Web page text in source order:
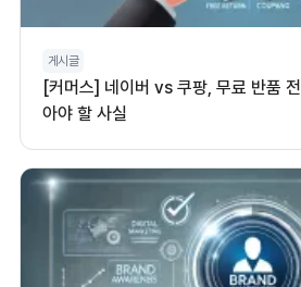
게시글
[커머스] 네이버 vs 쿠팡, 무료 반품
아야 할 사실